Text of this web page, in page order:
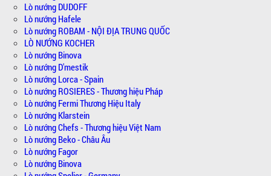
Lò nướng DUDOFF
Lò nướng Hafele
Lò nướng ROBAM - NỘI ĐỊA TRUNG QUỐC
LÒ NƯỚNG KOCHER
Lò nướng Binova
Lò nướng D'mestik
Lò nướng Lorca - Spain
Lò nướng ROSIERES - Thương hiệu Pháp
Lò nướng Fermi Thương Hiệu Italy
Lò nướng Klarstein
Lò nướng Chefs - Thương hiệu Việt Nam
Lò nướng Beko - Châu Âu
Lò nướng Fagor
Lò nướng Binova